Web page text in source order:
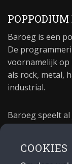
POPPODIUM
Baroeg is een
De
voornamelijk op
als rock, metal,
industrial.
Baroeg speelt
poppodium 40
COOKIES